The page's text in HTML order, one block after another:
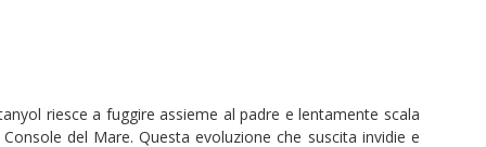
riesce a fuggire assieme al padre e lentamente scala
del Mare. Questa evoluzione che suscita invidie e